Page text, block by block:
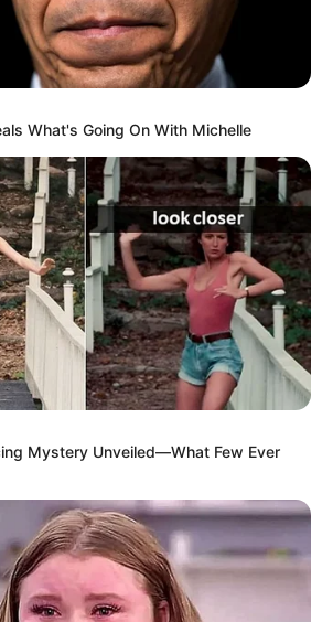
What's Going On With Michelle
Mystery Unveiled—What Few Ever